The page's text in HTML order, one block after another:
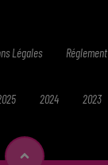
Légales Réglement
2024 2023